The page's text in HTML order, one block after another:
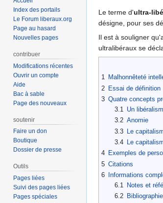
Aller
à
la
navigation
Aller
à
la
recherche
Le terme d'ultra-
désigne, pour ses
Il est à souligner
ultralibéraux se
1 Malhonnêteté
2 Essai de définition
3 Quatre concepts
3.1 Un
3.2 Anomie
3.3
Le
3.4
Le
4 Exemples de
5 Citations
6
Informations
6.1
Notes et
6.2
Bibliographie
Index des portails
Le Forum liberaux.org
Page au hasard
Nouvelles pages
contribuer
Modifications récentes
Ouvrir un compte
Aide
Bac à sable
Page des nouveaux
soutenir
Faire un don
Boutique
Dossier de presse
Outils
Pages liées
Suivi des pages liées
Pages spéciales